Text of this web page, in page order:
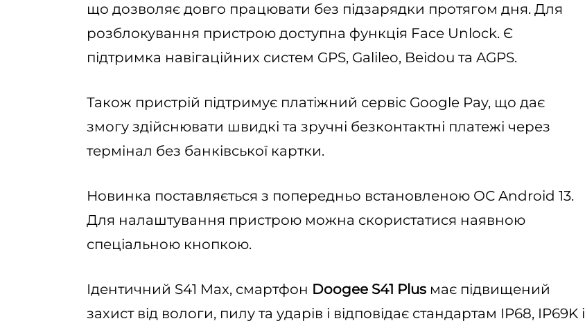
що дозволяє довго працювати без підзарядки протягом дня. Для
розблокування пристрою доступна функція Face Unlock. Є
підтримка навігаційних систем GPS, Galileo, Beidou та AGPS.
Також пристрій підтримує платіжний сервіс Google Pay, що дає
змогу здійснювати швидкі та зручні безконтактні платежі через
термінал без банківської картки.
Новинка поставляється з попередньо встановленою ОС Android 13.
Для налаштування пристрою можна скористатися наявною
спеціальною кнопкою.
Ідентичний S41 Max, смартфон Doogee S41 Plus має підвищений
захист від вологи, пилу та ударів і відповідає стандартам IP68, IP69K і